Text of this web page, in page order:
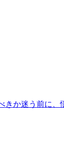
きか迷う前に、